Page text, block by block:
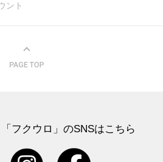
ント
フクウロ」のSNSはこちら